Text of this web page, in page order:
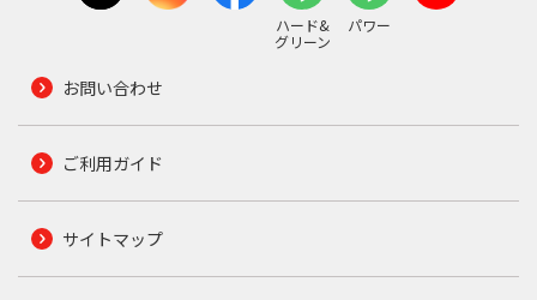
ハード&
グリーン
パワー
お問い合わせ
ご利用ガイド
サイトマップ